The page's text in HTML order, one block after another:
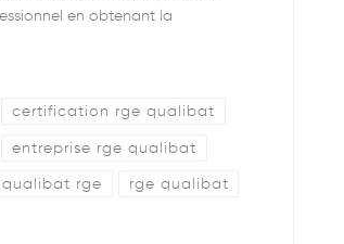
en obtenant la
certification rge qualibat
entreprise rge qualibat
rge rge qualibat